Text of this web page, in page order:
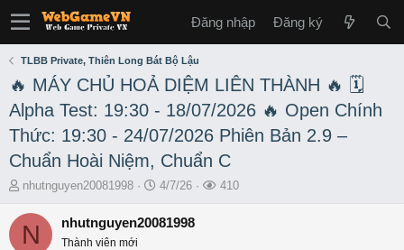
Đăng nhập Đăng ký
TLBB Private, Thiên Long Bát Bộ Lậu
🔥 MÁY CHỦ HOẢ DIỆM LIÊN THÀNH 🔥 🗓
Alpha Test: 19:30 - 18/07/2026 🔥 Open Chính
Thức: 19:30 - 24/07/2026 Phiên Bản 2.9 –
Chuẩn Hoài Niệm, Chuẩn C
T
r
e
nhutnguyen20081998
S
a
4/7/26
L
410
N nhutnguyen20081998
Thành viên mới